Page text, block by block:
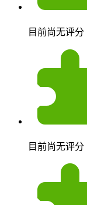
目前尚无评分
目前尚无评分